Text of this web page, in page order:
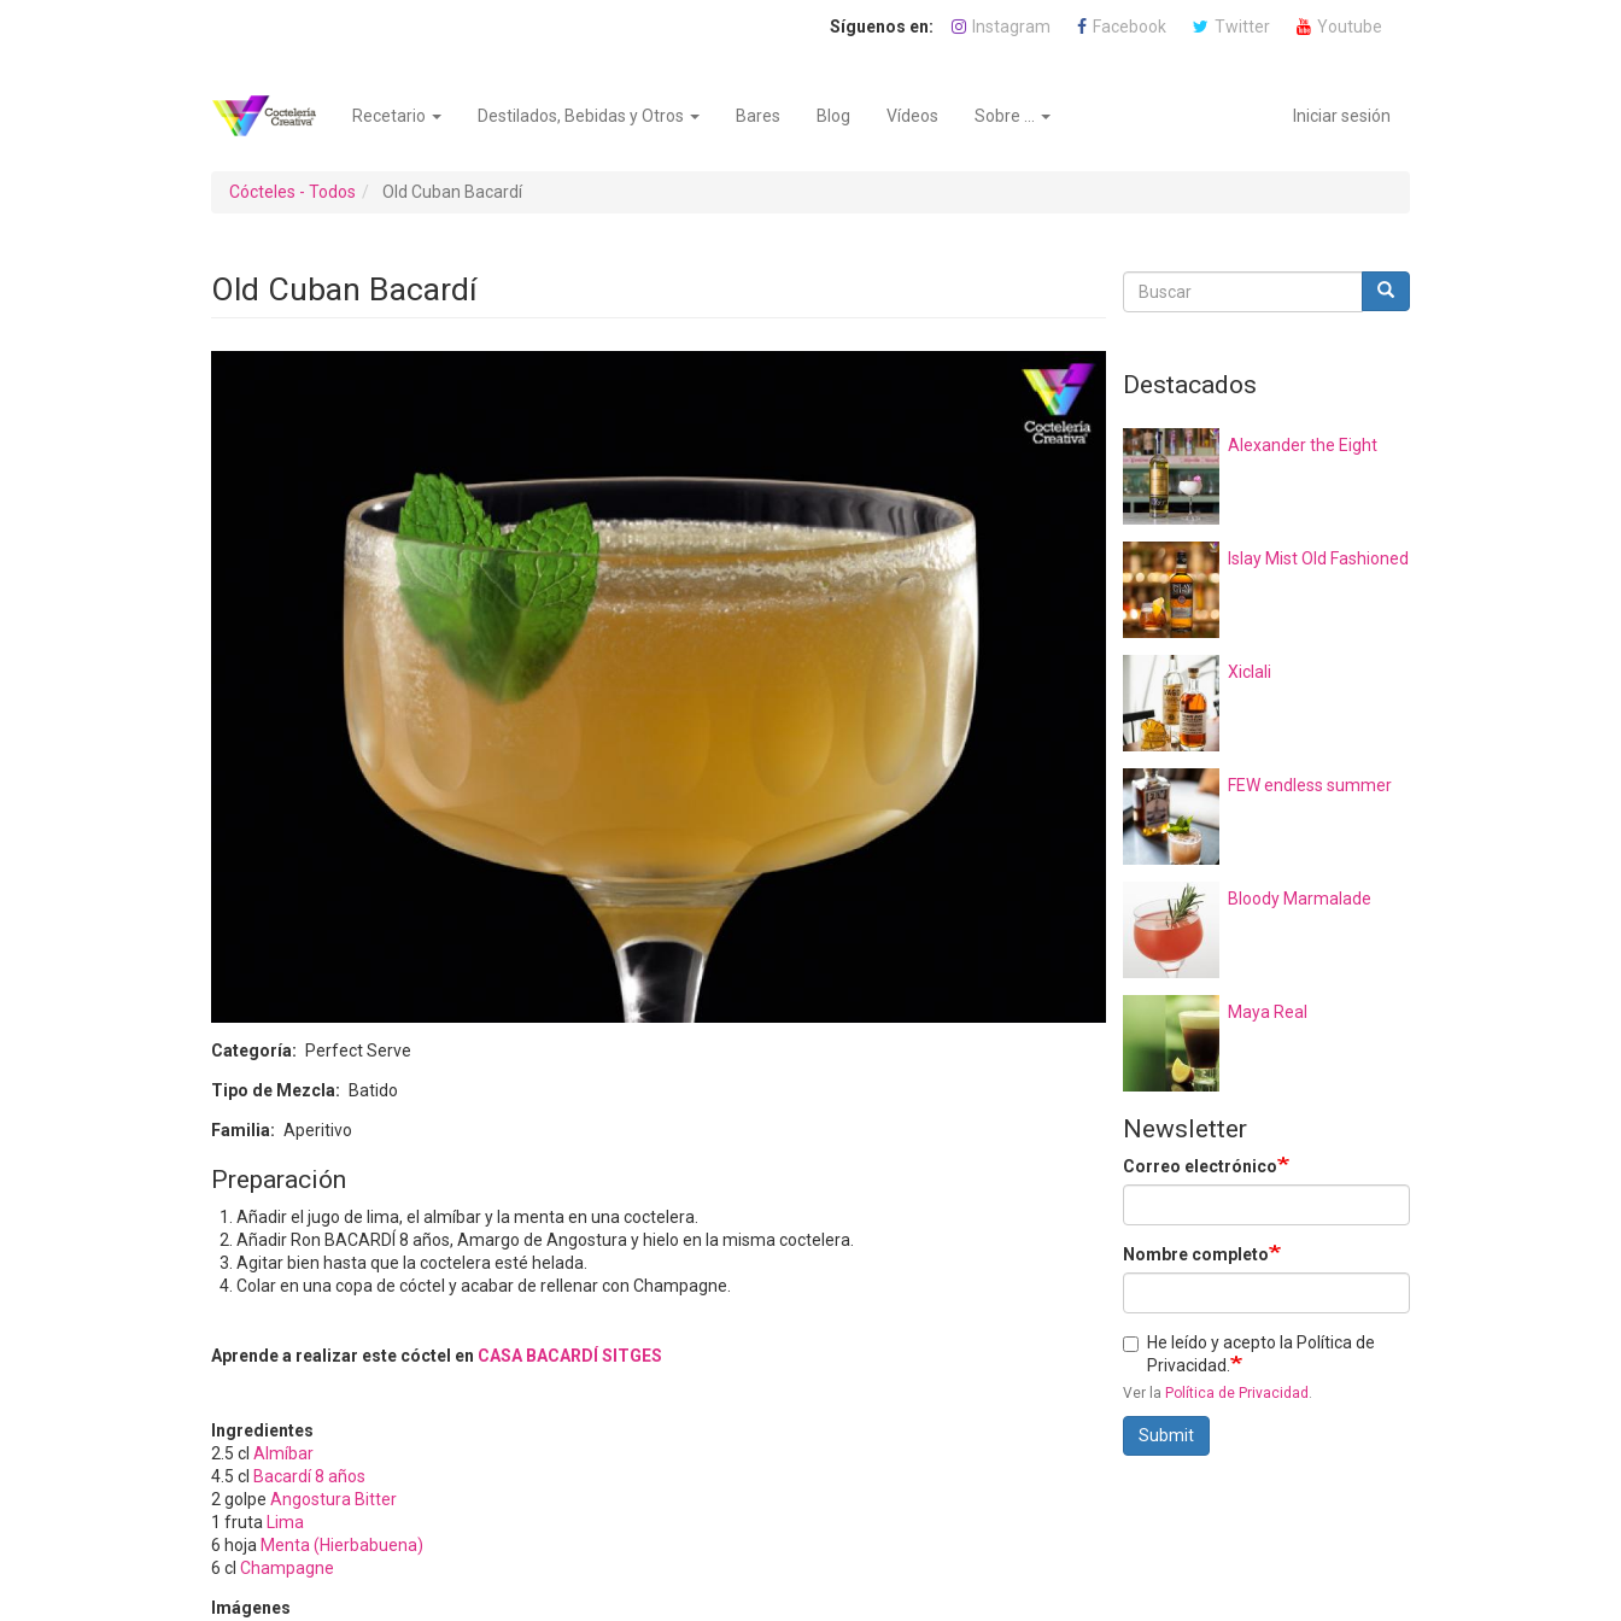
Instagram Facebook Twitter Youtube
NavegaciónRecetario Destilados, Bebidas y Otros Bares Blog Vídeos Sobre ...
Menú
cuenta
de
Iniciar sesión
Cócteles - Todos Old Cuban Bacardí
Old Cuban Bacardí
Categoría Perfect Serve
Tipo de Mezcla Batido
Familia Aperitivo
Preparación
Añadir el jugo de lima, el almíbar y la menta en una coctelera.
Añadir Ron BACARDÍ 8 años, Amargo de Angostura y hielo en la misma coctelera.
Agitar bien hasta que la coctelera esté helada.
Colar en una copa de cóctel y acabar de rellenar con Champagne.
Aprende a realizar este cóctel en CASA BACARDÍ SITGES
Ingredientes
2.5 cl Almíbar
4.5 cl Bacardí 8 años
2 golpe Angostura Bitter
1 fruta
Lima
6 hoja Menta (Hierbabuena)
6 cl Champagne
Imágenes
Buscar
Buscar Buscar
Destacados
Alexander the Eight
Islay Mist Old Fashioned
Xiclali
FEW endless summer
Bloody Marmalade
Maya Real
Newsletter
Correo electrónico
Nombre completo
He leído y acepto la Política de
Privacidad.
Ver la Política de Privacidad .
Submit